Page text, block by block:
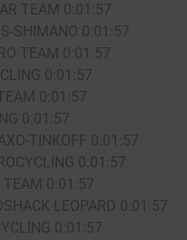
TEAM 0:01:57
SHIMANO 0:01:57
TEAM 0:01:57
0:01:57
0:01:57
0:01:57
TINKOFF 0:01:57
0:01:57
TEAM 0:01:57
LEOPARD 0:01:57
0:01:57